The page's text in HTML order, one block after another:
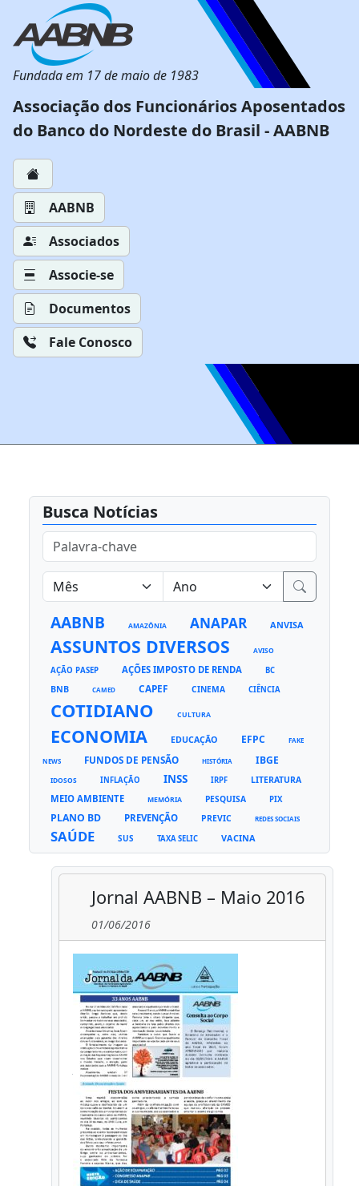
Fundada em 17 de maio de 1983
Associação dos Funcionários Aposentados
do Banco do Nordeste do Brasil - AABNB
AABNB
Associados
Associe-se
Documentos
Fale Conosco
Busca Notícias
AABNB AMAZÔNIA ANAPAR ANVISA
ASSUNTOS DIVERSOS AVISO
AÇÃO PASEP AÇÕES IMPOSTO DE RENDA BC
BNB CAMED CAPEF CINEMA CIÊNCIA
COTIDIANO CULTURA
ECONOMIA EDUCAÇÃO EFPC FAKE
NEWS FUNDOS DE PENSÃO HISTÓRIA IBGE
IDOSOS INFLAÇÃO INSS IRPF LITERATURA
MEIO AMBIENTE MEMÓRIA PESQUISA PIX
PLANO BD PREVENÇÃO PREVIC REDES SOCIAIS
SAÚDE SUS TAXA SELIC VACINA
Jornal AABNB – Maio 2016
01/06/2016